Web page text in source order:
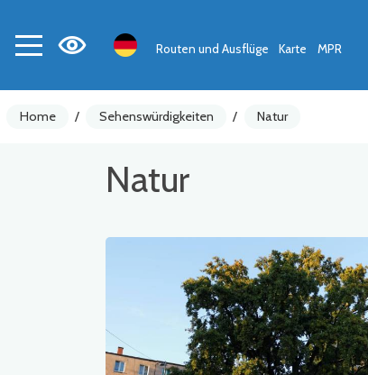
Routen und Ausflüge Karte MPR
Home / Sehenswürdigkeiten / Natur
Natur